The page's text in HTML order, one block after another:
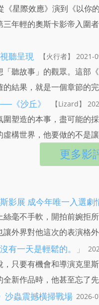
《星際效應》演到《以你
年輕的奧斯卡影帝入圍
聽呈現 【火行者】 2021-
聽故事」的觀眾。這部
結果，就是一個章節的
《沙丘》 【Lizard】
塑造的本事，盡可能的
構世界，他要做的不是
更多影
影展 成今年唯一入選劇
毫不手軟，開拍前婉拒
外界對他這次的表演格外
有一天是輕鬆的。」
只要有機會和導演克里
新作品時，他甚至忘了
沙蟲震撼橫掃戰場 2026-